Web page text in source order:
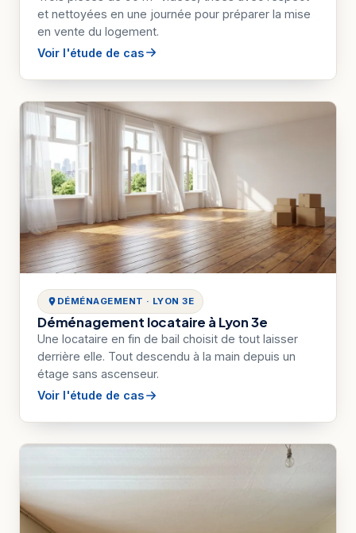
et nettoyées en une journée pour préparer la mise
en vente du logement.
Voir l'étude de cas
DÉMÉNAGEMENT · LYON 3E
Déménagement locataire à Lyon 3e
Une locataire en fin de bail choisit de tout laisser
derrière elle. Tout descendu à la main depuis un
étage sans ascenseur.
Voir l'étude de cas